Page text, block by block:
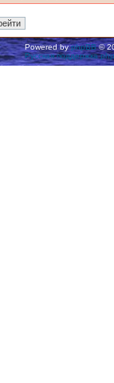
Powered byphpBB©
Русская поддержка